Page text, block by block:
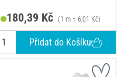
180,39 Kč (1 m = 6,01 Kč)
Přidat do Košíku